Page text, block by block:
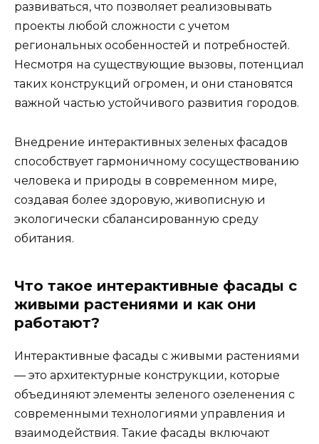
развиваться, что позволяет реализовывать
проекты любой сложности с учетом
региональных особенностей и потребностей.
Несмотря на существующие вызовы, потенциал
таких конструкций огромен, и они становятся
важной частью устойчивого развития городов.
Внедрение интерактивных зеленых фасадов
способствует гармоничному сосуществованию
человека и природы в современном мире,
создавая более здоровую, живописную и
экологически сбалансированную среду
обитания.
Что такое интерактивные фасады с
живыми растениями и как они
работают?
Интерактивные фасады с живыми растениями
— это архитектурные конструкции, которые
объединяют элементы зеленого озеленения с
современными технологиями управления и
взаимодействия. Такие фасады включают